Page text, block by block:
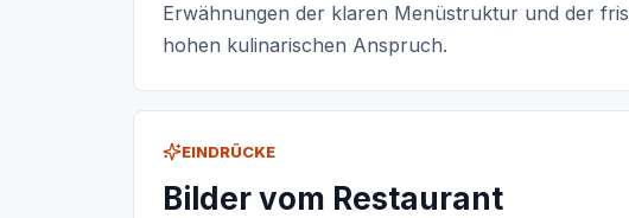
Erwähnungen der klaren Menüstruktur und der
hohen kulinarischen Anspruch.
EINDRÜCKE
Bilder vom Restaurant